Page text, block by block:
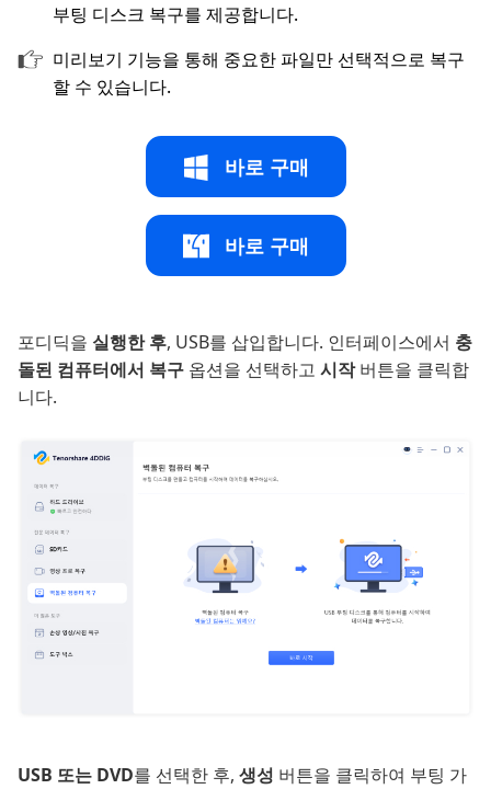
부팅 디스크 복구를 제공합니다.
미리보기 기능을 통해 중요한 파일만 선택적으로 복구
할 수 있습니다.
바로 구매
바로 구매
포디딕을 실행한 후, USB를 삽입합니다. 인터페이스에서 충
돌된 컴퓨터에서 복구 옵션을 선택하고 시작버튼을 클릭합
니다.
USB 또는 DVD를 선택한 후, 생성 버튼을 클릭하여 부팅 가